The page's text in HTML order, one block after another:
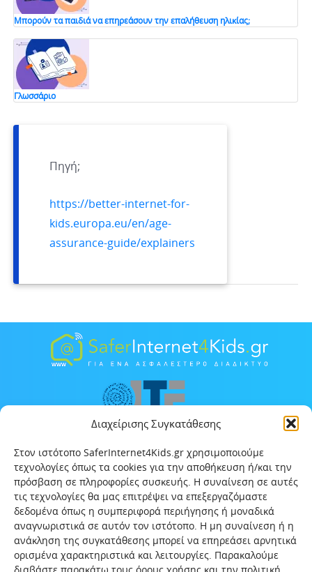
Διαχείρισης Συγκατάθεσης
Στον ιστότοπο SaferInternet4Kids.gr χρησιμοποιούμε
τεχνολογίες όπως τα cookies για την αποθήκευση ή/και την
πρόσβαση σε πληροφορίες συσκευής. Η συναίνεση σε αυτές
τις τεχνολογίες θα μας επιτρέψει να επεξεργαζόμαστε
δεδομένα όπως η συμπεριφορά περιήγησης ή μοναδικά
αναγνωριστικά σε αυτόν τον ιστότοπο. Η μη συναίνεση ή η
ανάκληση της συγκατάθεσης μπορεί να επηρεάσει αρνητικά
ορισμένα χαρακτηριστικά και λειτουργίες. Παρακαλούμε
Μπορούν τα παιδιά να επηρεάσουν την επαλήθευση ηλικίας;
Γλωσσάριο
Πηγή;
https://better-internet-for-
kids.europa.eu/en/age-
assurance-guide/explainers